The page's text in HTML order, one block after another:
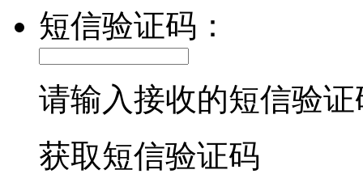
短信验证码：
请输入接收的短信验证
获取短信验证码